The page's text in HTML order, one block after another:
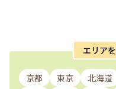
エリア
京都 東京 北海道